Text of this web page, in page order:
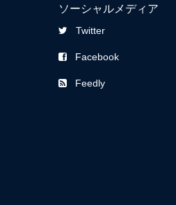
ソーシャルメディア
Twitter
Facebook
Feedly